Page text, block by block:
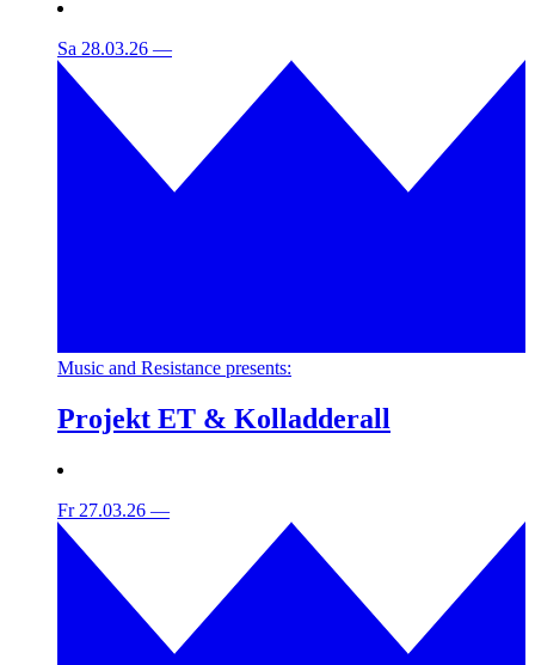
Sa 28.03.26 —
Music and Resistance presents:
Projekt ET & Kolladderall
Fr 27.03.26 —